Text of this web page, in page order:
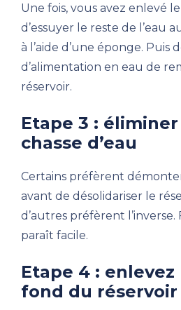
Une fois, vous avez enlevé
d’essuyer le reste de l’eau
à l’aide d’une éponge. Puis
d’alimentation en eau de
réservoir.
Etape 3 :
chasse d’eau
Certains préfèrent
avant de désolidariser le
d’autres préfèrent l’inverse.
paraît facile.
Etape 4 :
fond du réservoir